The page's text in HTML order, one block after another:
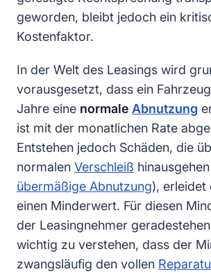
geworden, bleibt jedoch ein
Kostenfaktor.
In der Welt des Leasings wird
vorausgesetzt, dass ein
Jahre eine normale Abnutzung
ist mit der monatlichen Rate
Entstehen jedoch Schäden, die
normalen Verschleiß
übermäßige Abnutzung), erleidet
einen Minderwert. Für diesen
der Leasingnehmer
wichtig zu verstehen, dass der
zwangsläufig den vollen